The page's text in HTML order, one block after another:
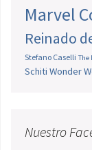
Marvel
Reinado
Stefano Caselli The
Schiti Wonder
Nuestro